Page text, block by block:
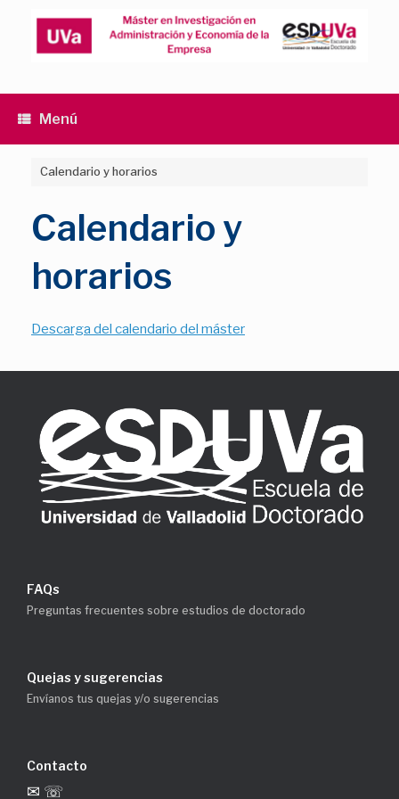
contenido
Menú
Calendario y horarios
Calendario y
horarios
Descarga del calendario del máster
FAQs
Preguntas frecuentes sobre estudios de doctorado
Quejas y sugerencias
Envíanos tus quejas y/o sugerencias
Contacto
✉ ☏